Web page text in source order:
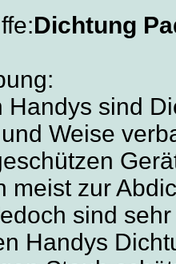
Dichtung
Handys sind
Weise
meist zur
sind
Handys